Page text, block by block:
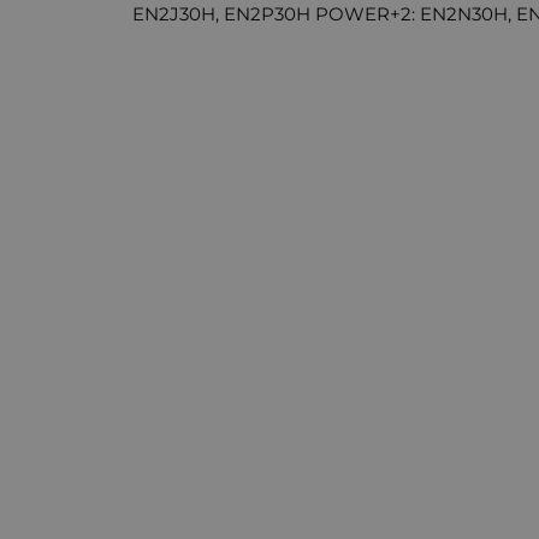
EN2J30H, EN2P30H POWER+2: EN2N30H,